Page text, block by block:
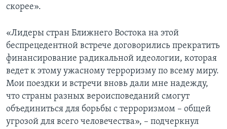
скорее».
«Лидеры стран Ближнего Востока на этой
беспрецедентной встрече договорились прекратить
финансирование радикальной идеологии, которая
ведет к этому ужасному терроризму по всему миру.
Мои поездки и встречи вновь дали мне надежду,
что страны разных вероисповеданий смогут
объединиться для борьбы с терроризмом – общей
угрозой для всего человечества», – подчеркнул